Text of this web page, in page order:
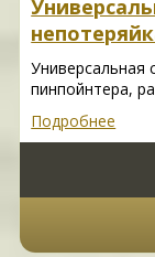
Универсальная
пинпойнтера,
Подробнее